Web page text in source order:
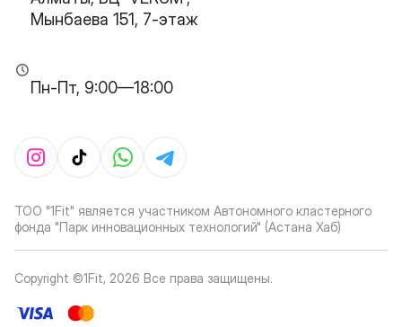
Мынбаева 151, 7-этаж
Пн-Пт, 9:00—18:00
ТОО "1Fit" является участником Автономного кластерного
фонда "Парк инновационных технологий" (Астана Хаб)
Copyright ©1Fit, 2026 Все права защищены.